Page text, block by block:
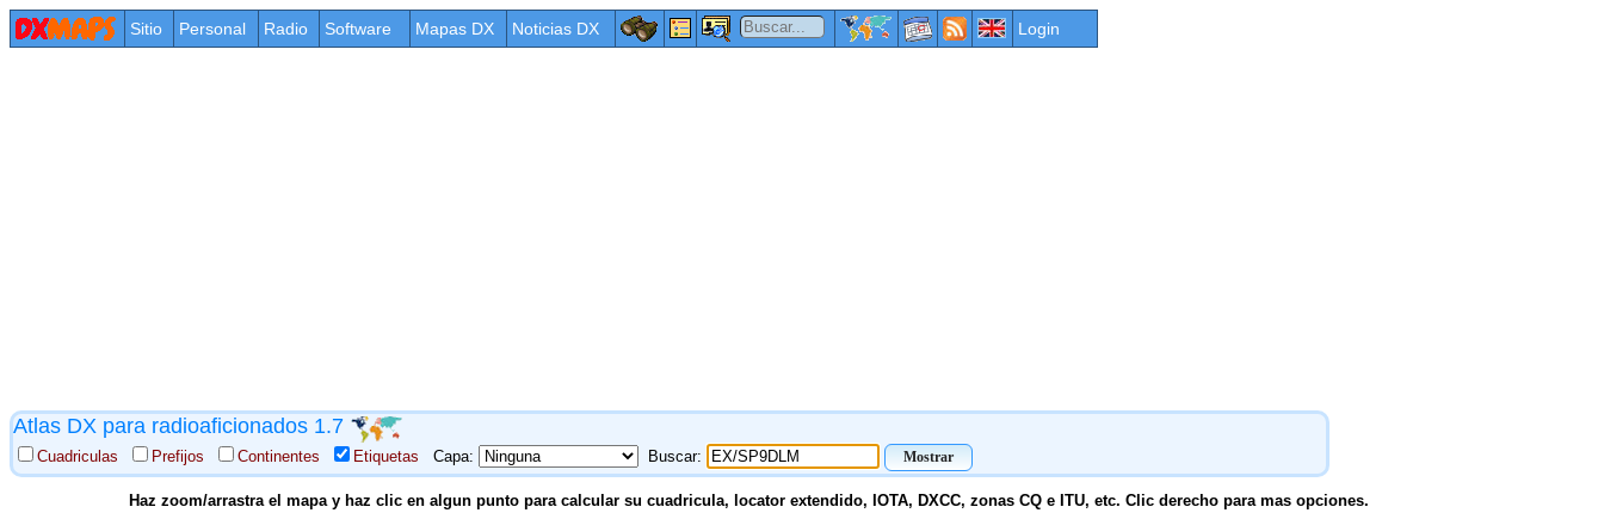
Sitio Personal Radio Software Mapas DX Noticias DX Login
Atlas DX para radioaficionados 1.7
Cuadriculas Prefijos Continentes Etiquetas Capa: Buscar:
Haz zoom/arrastra el mapa y haz clic en algun punto para calcular su cuadricula, locator extendido, IOTA, DXCC, zonas CQ e ITU, etc. Clic derecho para mas opciones.